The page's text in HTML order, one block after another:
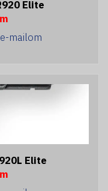
Elite
mailom
Elite